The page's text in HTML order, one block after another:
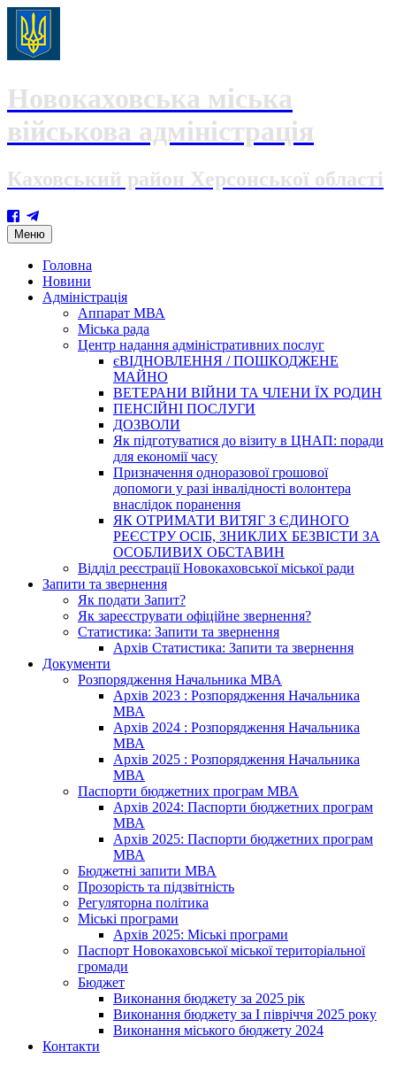
Новокаховська міська
військова адміністрація
Каховський район Херсонської області
Меню Skip
to
content
Головна
Новини
Адміністрація
Аппарат МВА
Міська рада
Центр надання адміністративних послуг
єВІДНОВЛЕННЯ / ПОШКОДЖЕНЕ
МАЙНО
ВЕТЕРАНИ ВІЙНИ ТА ЧЛЕНИ ЇХ РОДИН
ПЕНСІЙНІ ПОСЛУГИ
ДОЗВОЛИ
Як підготуватися до візиту в ЦНАП: поради
для економії часу
Призначення одноразової грошової
допомоги у разі інвалідності волонтера
внаслідок поранення
ЯК ОТРИМАТИ ВИТЯГ З ЄДИНОГО
РЕЄСТРУ ОСІБ, ЗНИКЛИХ БЕЗВІСТИ ЗА
ОСОБЛИВИХ ОБСТАВИН
Відділ реєстрації Новокаховської міської ради
Запити та звернення
Як подати Запит?
Як зареєструвати офіційне звернення?
Статистика: Запити та звернення
Архів Статистика: Запити та звернення
Документи
Розпорядження Начальника МВА
Архів 2023 : Розпорядження Начальника
МВА
Архів 2024 : Розпорядження Начальника
МВА
Архів 2025 : Розпорядження Начальника
МВА
Паспорти бюджетних програм МВА
Архів 2024: Паспорти бюджетних програм
МВА
Архів 2025: Паспорти бюджетних програм
МВА
Бюджетні запити МВА
Прозорість та підзвітність
Регуляторна політика
Міські програми
Архів 2025: Міські програми
Паспорт Новокаховської міської територіальної
громади
Бюджет
Виконання бюджету за 2025 рік
Виконання бюджету за І півріччя 2025 року
Виконання міського бюджету 2024
Контакти